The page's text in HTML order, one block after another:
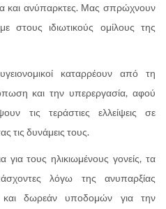
και ανύπαρκτες. Μας σπρώχνουν
στους ιδιωτικούς ομίλους της
καταρρέουν από τη
και την υπερεργασία, αφού
τις τεράστιες ελλείψεις σε
τις δυνάμεις τους.
για τους ηλικιωμένους γονείς, τα
λόγω της ανυπαρξίας
δωρεάν υποδομών για την